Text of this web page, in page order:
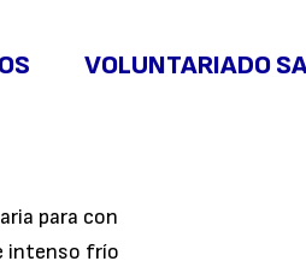
VOLUNTARIADO
para con
intenso frío